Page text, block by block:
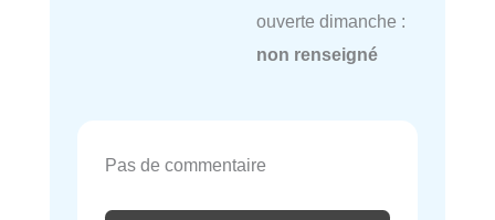
ouverte dimanche :
non renseigné
Pas de commentaire